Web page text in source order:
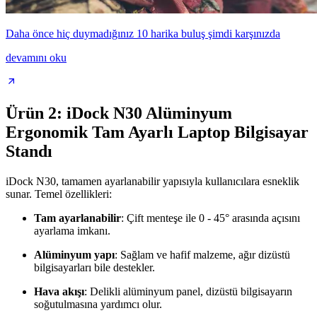
Daha önce hiç duymadığınız 10 harika buluş şimdi karşınızda
devamını oku
Ürün 2: iDock N30 Alüminyum
Ergonomik Tam Ayarlı Laptop Bilgisayar
Standı
iDock N30, tamamen ayarlanabilir yapısıyla kullanıcılara esneklik
sunar. Temel özellikleri:
Tam ayarlanabilir: Çift menteşe ile 0 - 45° arasında açısını
ayarlama imkanı.
Alüminyum yapı: Sağlam ve hafif malzeme, ağır dizüstü
bilgisayarları bile destekler.
Hava akışı: Delikli alüminyum panel, dizüstü bilgisayarın
soğutulmasına yardımcı olur.